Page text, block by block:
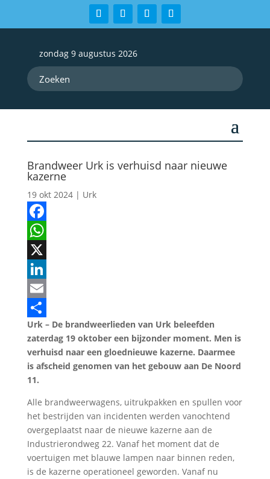
zondag 9 augustus 2026
Brandweer Urk is verhuisd naar nieuwe
kazerne
19 okt 2024| Urk
Facebook
WhatsApp
X
LinkedIn
Email
Delen
Urk – De brandweerlieden van Urk beleefden
zaterdag 19 oktober een bijzonder moment. Men is
verhuisd naar een gloednieuwe kazerne. Daarmee
is afscheid genomen van het gebouw aan De Noord
11.
Alle brandweerwagens, uitrukpakken en spullen voor
het bestrijden van incidenten werden vanochtend
overgeplaatst naar de nieuwe kazerne aan de
Industrierondweg 22. Vanaf het moment dat de
voertuigen met blauwe lampen naar binnen reden,
is de kazerne operationeel geworden. Vanaf nu